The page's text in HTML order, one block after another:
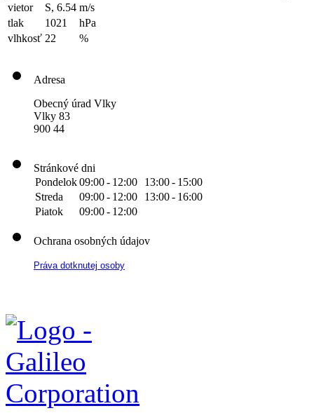
vietor S, 6.54 m/s
tlak
1021
hPa
vlhkosť 22 %
Adresa
Obecný úrad Vlky
Vlky 83
900 44
Stránkové dni
Pondelok09:00- 12:00 13:00- 15:00
Streda
09:00- 12:00 13:00- 16:00
Piatok
09:00- 12:00
Ochrana osobných údajov
Práva dotknutej osoby